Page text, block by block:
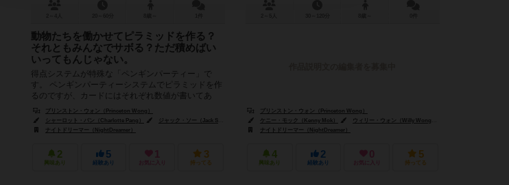
動物たちを働かせてピラミッドを作る？
それともみんなでサボる？ただ積めばい
いってもんじゃない。
得点システムが特殊な「ペンギンパーティー」で
す。 ペンギンパーティーシステムでピラミッドを作
るのですが、カードにはそれぞれ数値が書いてあ
り、それが得点になります。 ピ...
プリンストン・ウォン（Princeton Wong）
シャーロット・パン（Charlotte Pang）
ジャック・ソー（Jack So）
ナイトドリーマー（NightDreamer）
2
興味あり
5
経験あり
1
お気に入り
3
持ってる
プリンストン・ウォン（Princeton Wong）
ケニー・モック（Kenny Mok）
ウィリー・ウォン（Willy Wong）
ナイトドリーマー（NightDreamer）
4
興味あり
2
経験あり
0
お気に入り
5
持ってる